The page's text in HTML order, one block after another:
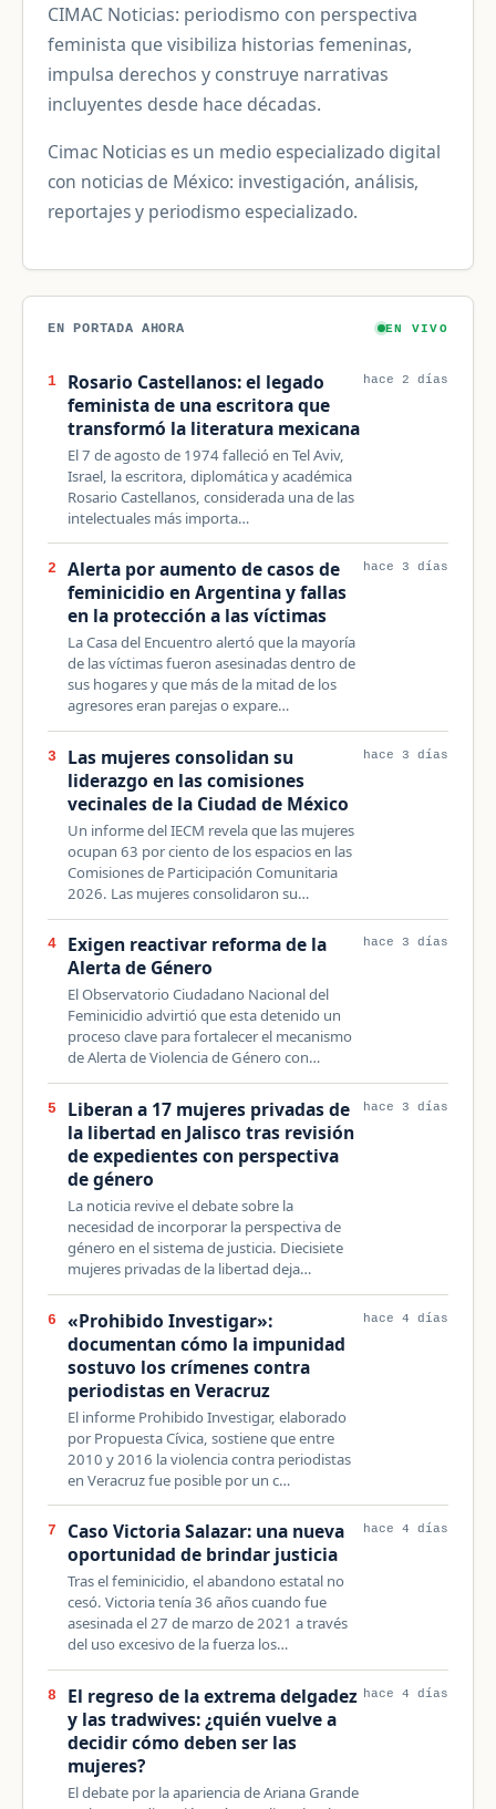
CIMAC Noticias: periodismo con perspectiva
feminista que visibiliza historias femeninas,
impulsa derechos y construye narrativas
incluyentes desde hace décadas.
Cimac Noticias es un medio especializado digital
con noticias de México: investigación, análisis,
reportajes y periodismo especializado.
EN PORTADA AHORA EN VIVO
1
Rosario Castellanos: el legado
feminista de una escritora que
transformó la literatura mexicana
El 7 de agosto de 1974 falleció en Tel Aviv,
Israel, la escritora, diplomática y académica
Rosario Castellanos, considerada una de las
intelectuales más importa…
hace 2 días
2
Alerta por aumento de casos de
feminicidio en Argentina y fallas
en la protección a las víctimas
La Casa del Encuentro alertó que la mayoría
de las víctimas fueron asesinadas dentro de
sus hogares y que más de la mitad de los
agresores eran parejas o expare…
hace 3 días
3
Las mujeres consolidan su
liderazgo en las comisiones
vecinales de la Ciudad de México
Un informe del IECM revela que las mujeres
ocupan 63 por ciento de los espacios en las
Comisiones de Participación Comunitaria
2026. Las mujeres consolidaron su…
hace 3 días
4
Exigen reactivar reforma de la
Alerta de Género
El Observatorio Ciudadano Nacional del
Feminicidio advirtió que esta detenido un
proceso clave para fortalecer el mecanismo
de Alerta de Violencia de Género con…
hace 3 días
5
Liberan a 17 mujeres privadas de
la libertad en Jalisco tras revisión
de expedientes con perspectiva
de género
La noticia revive el debate sobre la
necesidad de incorporar la perspectiva de
género en el sistema de justicia. Diecisiete
mujeres privadas de la libertad deja…
hace 3 días
6
«Prohibido Investigar»:
documentan cómo la impunidad
sostuvo los crímenes contra
periodistas en Veracruz
El informe Prohibido Investigar, elaborado
por Propuesta Cívica, sostiene que entre
2010 y 2016 la violencia contra periodistas
en Veracruz fue posible por un c…
hace 4 días
7
Caso Victoria Salazar: una nueva
oportunidad de brindar justicia
Tras el feminicidio, el abandono estatal no
cesó. Victoria tenía 36 años cuando fue
asesinada el 27 de marzo de 2021 a través
del uso excesivo de la fuerza los…
hace 4 días
8
El regreso de la extrema delgadez
y las tradwives: ¿quién vuelve a
decidir cómo deben ser las
mujeres?
El debate por la apariencia de Ariana Grande
hace 4 días